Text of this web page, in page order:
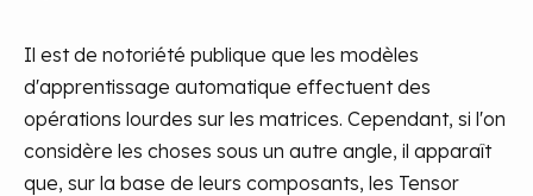
Il est de notoriété publique que les modèles
d'apprentissage automatique effectuent des
opérations lourdes sur les matrices. Cependant, si l'on
considère les choses sous un autre angle, il apparaît
que, sur la base de leurs composants, les Tensor